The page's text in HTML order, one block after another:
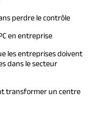
perdre le contrôle
en entreprise
les entreprises doivent
dans le secteur
transformer un centre